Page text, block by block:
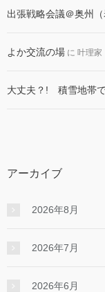
出張戦略会議＠奥州（
よか交流の場 に 叶理
大丈夫？! 積雪地帯で
アーカイブ
2026年8月
2026年7月
2026年6月